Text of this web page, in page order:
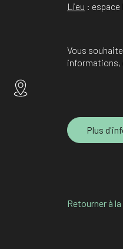
Lieu : espace
Vous
informations,
Plus
Retourner à